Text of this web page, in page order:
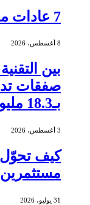
7 عادات مشتركة بين الأثرياء
8 أغسطس، 2026
صفقات
بـ18.3 مليون دولار
3 أغسطس، 2026
كيف تحوّل
31 يوليو، 2026